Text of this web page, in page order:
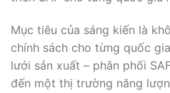
Mục tiêu của sáng kiến là
chính sách cho từng quốc
lưới sản xuất – phân phối
đến một thị trường năng